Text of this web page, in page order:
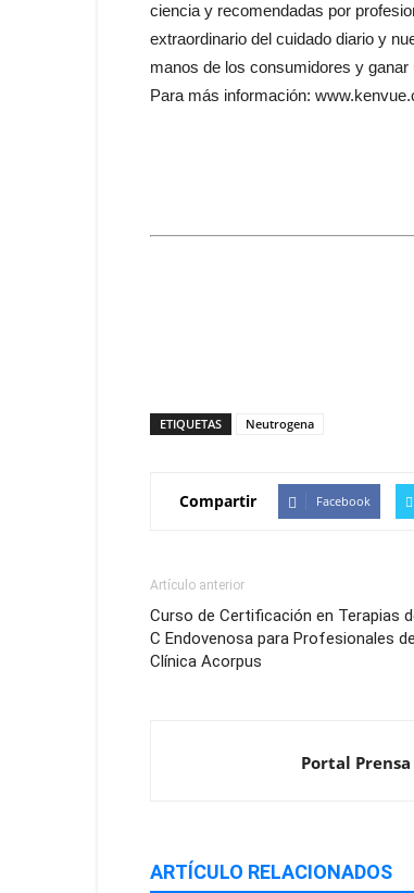
ciencia y recomendadas por
extraordinario del cuidado diario y
manos de los consumidores y
Para más información:
ETIQUETAS Neutrogena
Compartir Facebook
Artículo anterior
Curso de Certificación en Terapias
C Endovenosa para Profesionales
Clínica Acorpus
Portal
ARTÍCULO RELACIONADOS